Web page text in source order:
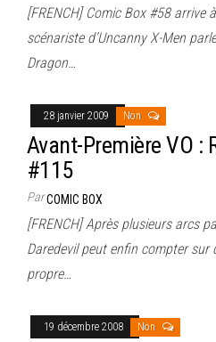
[FRENCH] Comic Box #58 arrive
scénariste d’Uncanny X-Men
Dragon…
28 janvier 2009 Non
Avant-Première VO :
#115
ParCOMIC BOX
[FRENCH] Après plusieurs arcs
Daredevil peut enfin compter sur
propre…
19 décembre 2008 Non